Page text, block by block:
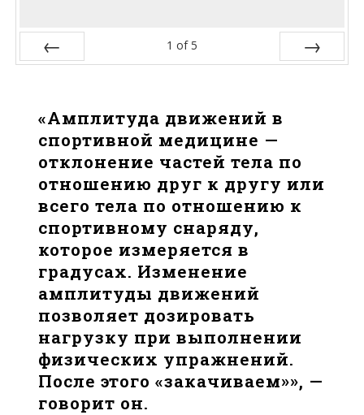
1 of 5
«Амплитуда движений в
спортивной медицине —
отклонение частей тела по
отношению друг к другу или
всего тела по отношению к
спортивному снаряду,
которое измеряется в
градусах. Изменение
амплитуды движений
позволяет дозировать
нагрузку при выполнении
физических упражнений.
После этого «закачиваем»», —
говорит он.